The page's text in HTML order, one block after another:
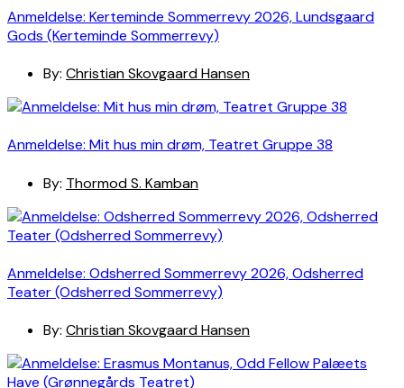
Anmeldelse: Kerteminde Sommerrevy 2026, Lundsgaard
Gods (Kerteminde Sommerrevy)
By: Christian Skovgaard Hansen
Anmeldelse: Mit hus min drøm, Teatret Gruppe 38
By: Thormod S. Kamban
Anmeldelse: Odsherred Sommerrevy 2026, Odsherred
Teater (Odsherred Sommerrevy)
By: Christian Skovgaard Hansen